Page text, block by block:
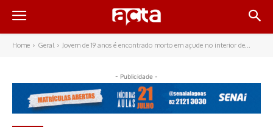
Home Geral Jovem de 19 anos é encontrado morto em açude no interior de...
- Publicidade -